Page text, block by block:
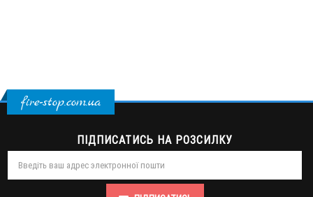
fire-stop.com.ua
ПІДПИСАТИСЬ НА РОЗСИЛКУ